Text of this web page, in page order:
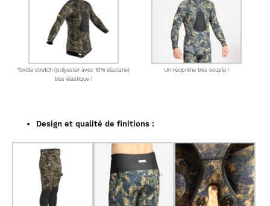
Textile stretch (polyester avec 10% élastane)
très élastique !
Un néoprène très souple !
Design et qualité de finitions :